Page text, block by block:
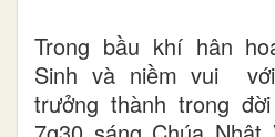
Trong bầu khí hân
Sinh và niềm vui
trưởng thành trong